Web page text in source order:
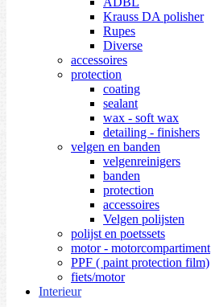
Krauss DA polisher
Rupes
Diverse
accessoires
protection
coating
sealant
wax - soft wax
detailing - finishers
velgen en banden
velgenreinigers
banden
protection
accessoires
Velgen polijsten
polijst en poetssets
motor - motorcompartiment
PPF ( paint protection film)
fiets/motor
Interieur